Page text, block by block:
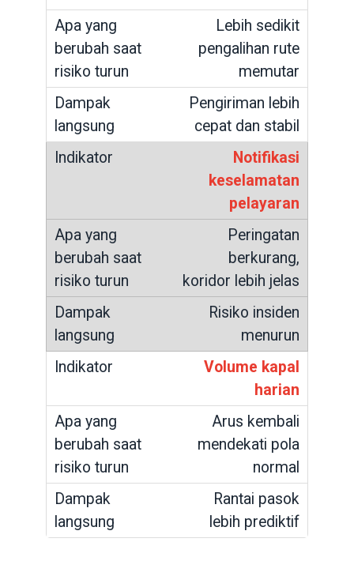
Lebih sedikit
pengalihan rute
memutar
Pengiriman lebih
cepat dan stabil
Notifikasi
keselamatan
pelayaran
Peringatan
berkurang,
koridor lebih jelas
Risiko insiden
menurun
Volume kapal
harian
Arus kembali
mendekati pola
normal
Rantai pasok
lebih prediktif